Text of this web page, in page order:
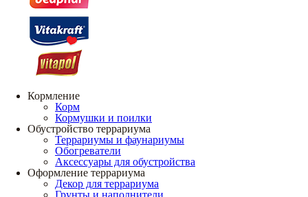
Кормление
Корм
Кормушки и поилки
Обустройство террариума
Террариумы и фаунариумы
Обогреватели
Аксессуары для обустройства
Оформление террариума
Декор для террариума
Грунты и наполнители